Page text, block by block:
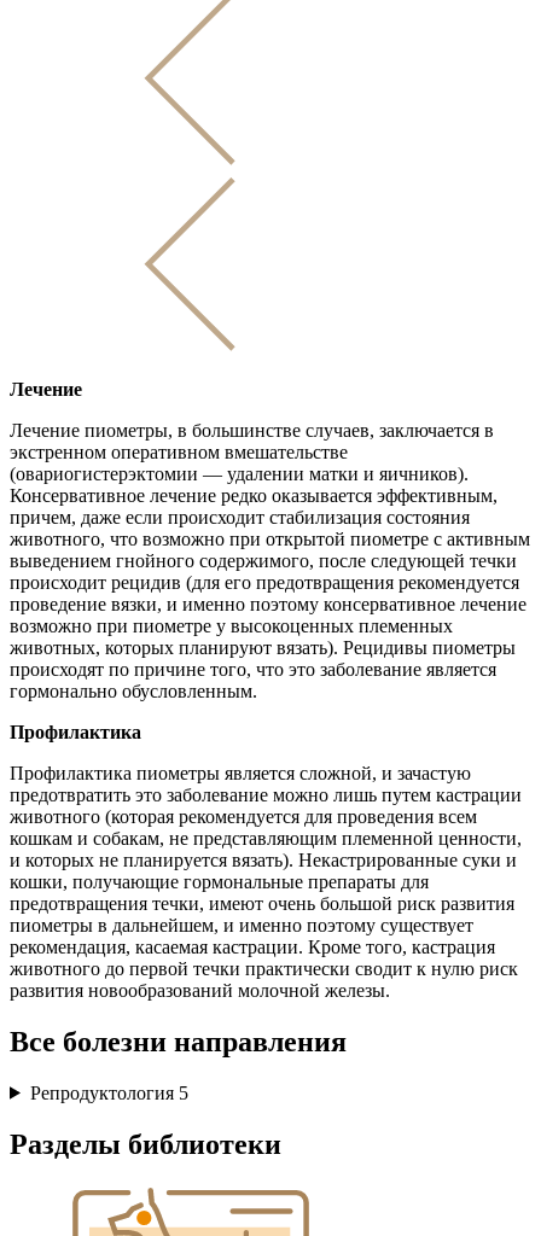
Лечение
Лечение пиометры, в большинстве случаев, заключается в
экстренном оперативном вмешательстве
(овариогистерэктомии — удалении матки и яичников).
Консервативное лечение редко оказывается эффективным,
причем, даже если происходит стабилизация состояния
животного, что возможно при открытой пиометре с активным
выведением гнойного содержимого, после следующей течки
происходит рецидив (для его предотвращения рекомендуется
проведение вязки, и именно поэтому консервативное лечение
возможно при пиометре у высокоценных племенных
животных, которых планируют вязать). Рецидивы пиометры
происходят по причине того, что это заболевание является
гормонально обусловленным.
Профилактика
Профилактика пиометры является сложной, и зачастую
предотвратить это заболевание можно лишь путем кастрации
животного (которая рекомендуется для проведения всем
кошкам и собакам, не представляющим племенной ценности,
и которых не планируется вязать). Некастрированные суки и
кошки, получающие гормональные препараты для
предотвращения течки, имеют очень большой риск развития
пиометры в дальнейшем, и именно поэтому существует
рекомендация, касаемая кастрации. Кроме того, кастрация
животного до первой течки практически сводит к нулю риск
развития новообразований молочной железы.
Все болезни направления
Репродуктология 5
Разделы библиотеки